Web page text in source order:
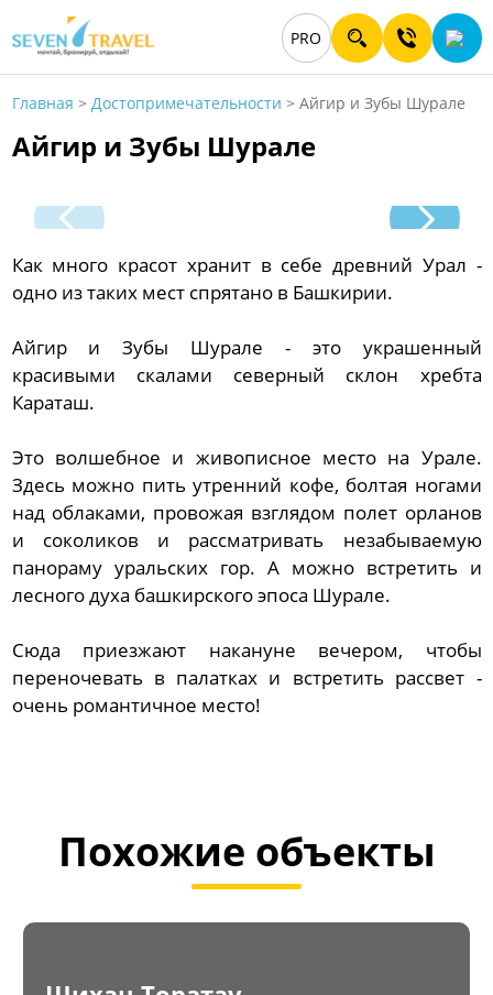
PRO
Главная > Достопримечательности > Айгир и Зубы Шурале
Айгир и Зубы Шурале
Как много красот хранит в себе древний Урал -
одно из таких мест спрятано в Башкирии.
Айгир и Зубы Шурале - это украшенный
красивыми скалами северный склон хребта
Караташ.
Это волшебное и живописное место на Урале.
Здесь можно пить утренний кофе, болтая ногами
над облаками, провожая взглядом полет орланов
и соколиков и рассматривать незабываемую
панораму уральских гор. А можно встретить и
лесного духа башкирского эпоса Шурале.
Сюда приезжают накануне вечером, чтобы
переночевать в палатках и встретить рассвет -
очень романтичное место!
Похожие объекты